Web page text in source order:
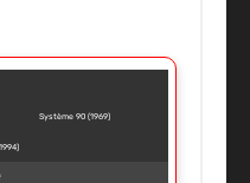
Système 90 (1969)